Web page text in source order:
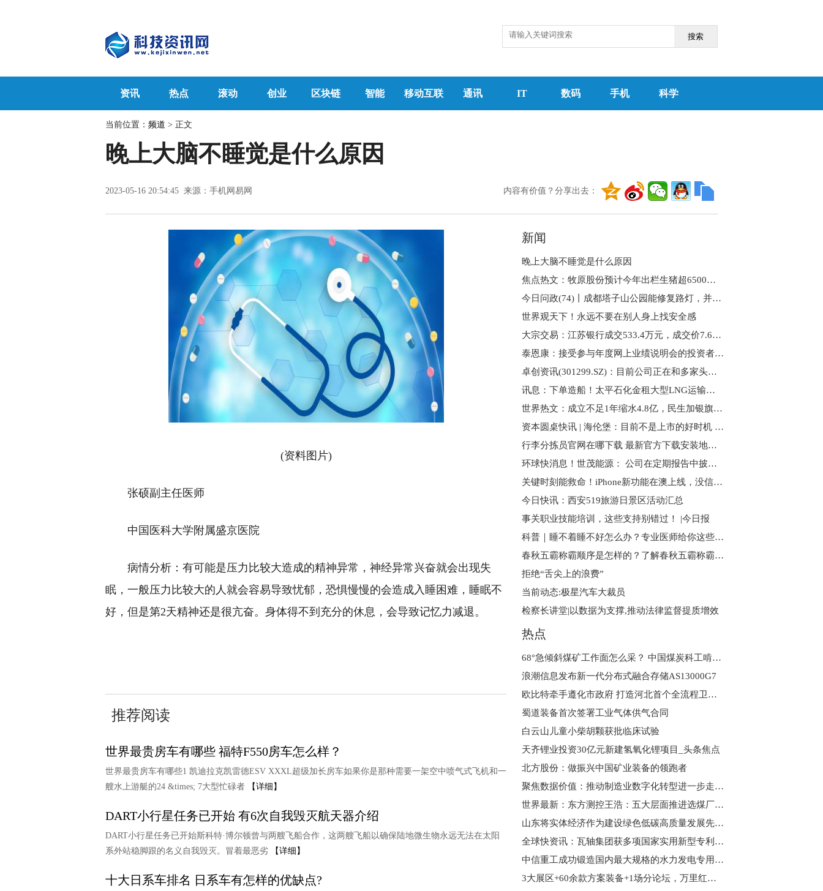
搜索
资讯 热点 滚动 创业 区块链 智能 移动互联 通讯 IT 数码 手机 科学
当前位置： 频道 > 正文
晚上大脑不睡觉是什么原因
2023-05-16 20:54:45 来源：手机网易网 内容有价值？分享出去：
(资料图片)
张硕副主任医师
中国医科大学附属盛京医院
病情分析：有可能是压力比较大造成的精神异常，神经异常兴奋就会出现失
眠，一般压力比较大的人就会容易导致忧郁，恐惧慢慢的会造成入睡困难，睡眠不
好，但是第2天精神还是很亢奋。身体得不到充分的休息，会导致记忆力减退。
推荐阅读
世界最贵房车有哪些 福特F550房车怎么样？
世界最贵房车有哪些1 凯迪拉克凯雷德ESV XXXL超级加长房车如果你是那种需要一架空中喷气式飞机和一
艘水上游艇的24 &times; 7大型忙碌者
【详细】
DART小行星任务已开始 有6次自我毁灭航天器介绍
DART小行星任务已开始斯科特·博尔顿曾与两艘飞船合作，这两艘飞船以确保陆地微生物永远无法在太阳
系外站稳脚跟的名义自我毁灭。冒着最恶劣
【详细】
十大日系车排名 日系车有怎样的优缺点?
新闻
晚上大脑不睡觉是什么原因
焦点热文：牧原股份预计今年出栏生猪超6500万头
今日问政(74)丨成都塔子山公园能修复路灯，并延后闭园时间吗？回应来了-天天实时
世界观天下！永远不要在别人身上找安全感
大宗交易：江苏银行成交533.4万元，成交价7.62元（05-16）|天天播资讯
泰恩康：接受参与年度网上业绩说明会的投资者调研
卓创资讯(301299.SZ)：目前公司正在和多家头部企业就大模型进行接洽
讯息：下单造船！太平石化金租大型LNG运输船业务落地东疆
世界热文：成立不足1年缩水4.8亿，民生加银旗下一产品拟保壳，发生了啥？
资本圆桌快讯 | 海伦堡：目前不是上市的好时机 现在最重要是“保交付”|环球新消息
行李分拣员官网在哪下载 最新官方下载安装地址|每日看点
环球快消息！世茂能源： 公司在定期报告中披露对应期末时点的股东人数信息,请您关注公司定期报告的相关信息
关键时刻能救命！iPhone新功能在澳上线，没信号也能拨打000求救
今日快讯：西安519旅游日景区活动汇总
事关职业技能培训，这些支持别错过！ |今日报
科普｜睡不着睡不好怎么办？专业医师给你这些实用建议
春秋五霸称霸顺序是怎样的？了解春秋五霸称霸顺序口诀-世界热点评
拒绝“舌尖上的浪费”
当前动态:极星汽车大裁员
检察长讲堂|以数据为支撑,推动法律监督提质增效
热点
68°急倾斜煤矿工作面怎么采？ 中国煤炭科工啃下“硬骨头”
浪潮信息发布新一代分布式融合存储AS13000G7
欧比特牵手遵化市政府 打造河北首个全流程卫星产业基地 世界热闻
蜀道装备首次签署工业气体供气合同
白云山儿童小柴胡颗获批临床试验
天齐锂业投资30亿元新建氢氧化锂项目_头条焦点
北方股份：做振兴中国矿业装备的领跑者
聚焦数据价值：推动制造业数字化转型进一步走深向实|焦点简讯
世界最新：东方测控王浩：五大层面推进选煤厂智能化建设
山东将实体经济作为建设绿色低碳高质量发展先行区的重要抓手
全球快资讯：瓦轴集团获多项国家实用新型专利授权
中信重工成功锻造国内最大规格的水力发电专用锻件 世界热文
3大展区+60余款方案装备+1场分论坛，万里红硬核产品集结即将亮相警博会